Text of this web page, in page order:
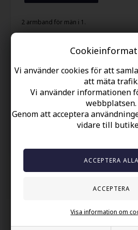
Vi använder cookies för att
att mäta trafik.
Vi använder informationen
webbplatsen.
Genom att acceptera
vidare till
Visa information om
2 armband för män i 1.
Gratis frakt over kr. 449 SEK
Andra köpte